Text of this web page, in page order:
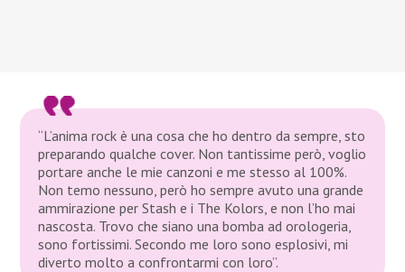
“L’anima rock è una cosa che ho dentro da sempre, sto
preparando qualche cover. Non tantissime però, voglio
portare anche le mie canzoni e me stesso al 100%.
Non temo nessuno, però ho sempre avuto una grande
ammirazione per Stash e i The Kolors, e non l’ho mai
nascosta. Trovo che siano una bomba ad orologeria,
sono fortissimi. Secondo me loro sono esplosivi, mi
diverto molto a confrontarmi con loro”.